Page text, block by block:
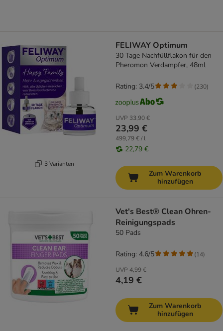
3 Varianten
FELIWAY Optimum
30 Tage Nachfüllflakon für den
Pheromon Verdampfer, 48ml
UVP 33,90 €
23,99 €
499,79 € / l
22,79 €
Rating: 3.4/5 (230)
Zum Warenkorb
hinzufügen
Vet's Best® Clean Ohren-
Reinigungspads
50 Pads
UVP 4,99 €
4,19 €
Rating: 4.6/5 (14)
Zum Warenkorb
hinzufügen